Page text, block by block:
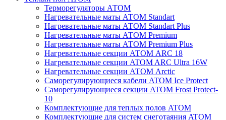
Терморегуляторы АТОМ
Нагревательные маты АТОМ Standart
Нагревательные маты АТОМ Standart Plus
Нагревательные маты АТОМ Premium
Нагревательные маты АТОМ Premium Plus
Нагревательные секции АТОМ ARC 18
Нагревательные секции ATOM ARC Ultra 16W
Нагревательные секции АТОМ Arctic
Саморегулирующиеся кабели ATOM Ice Protect
Саморегулирующиеся секции ATOM Frost Protect-
10
Комплектующие для теплых полов ATOM
Комплектующие для систем снеготаяния ATOM